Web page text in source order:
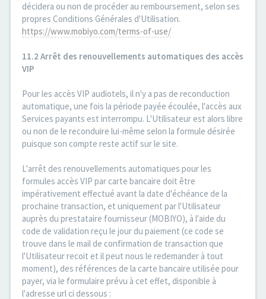
décidera ou non de procéder au remboursement, selon ses
propres Conditions Générales d'Utilisation.
https://www.mobiyo.com/terms-of-use/
11.2 Arrêt des renouvellements automatiques des accès
VIP
Pour les accès VIP audiotels, il n'y a pas de reconduction
automatique, une fois la période payée écoulée, l'accès aux
Services payants est interrompu. L'Utilisateur est alors libre
ou non de le reconduire lui-même selon la formule désirée
puisque son compte reste actif sur le site.
L'arrêt des renouvellements automatiques pour les
formules accès VIP par carte bancaire doit être
impérativement effectué avant la date d'échéance de la
prochaine transaction, et uniquement par l'Utilisateur
auprès du prestataire fournisseur (MOBIYO), à l'aide du
code de validation reçu le jour du paiement (ce code se
trouve dans le mail de confirmation de transaction que
l'Utilisateur recoit et il peut nous le redemander à tout
moment), des références de la carte bancaire utilisée pour
payer, via le formulaire prévu à cet effet, disponible à
l'adresse url ci dessous :